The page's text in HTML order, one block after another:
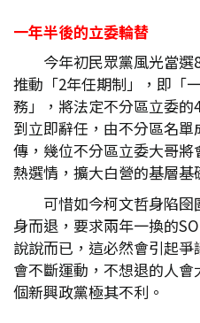
一年半後的立委輪替
今年初民眾黨風光當
推動「2年任期制」，即「
務」，將法定不分區立委
到立即辭任，由不分區名
傳，幾位不分區立委大哥
熱選情，擴大白營的基層基
可惜如今柯文哲身陷
身而退，要求兩年一換的
說說而已，這必然會引起
會不斷運動，不想退的人
個新興政黨極其不利。